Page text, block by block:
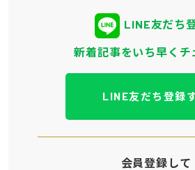
LINE友だち
新着記事をいち早くチ
LINE友だち登録
会員登録して